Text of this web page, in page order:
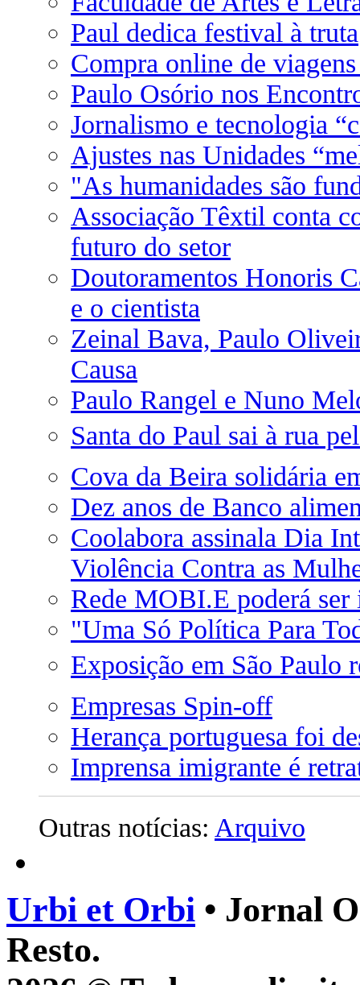
Paul dedica festival à truta
Compra online de
Paulo Osório nos
Jornalismo e tecnologia
Ajustes nas Unidades
"As humanidades são
Associação Têxtil conta
futuro do setor
Doutoramentos Honoris
e o cientista
Zeinal Bava, Paulo
Causa
Paulo Rangel e Nuno
Santa do Paul sai à rua
Cova da Beira solidária
Dez anos de Banco
Coolabora assinala Dia
Violência Contra as
Rede MOBI.E poderá ser
"Uma Só Política Para
Exposição em São Paulo
Empresas Spin-off
Herança portuguesa foi
Imprensa imigrante é
Outras notícias: Arquivo
Urbi et Orbi • Jornal
Resto.